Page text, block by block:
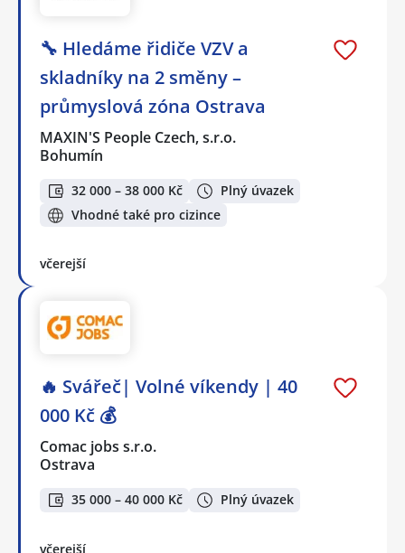
🔧 Hledáme řidiče VZV a
skladníky na 2 směny –
průmyslová zóna Ostrava
MAXIN'S People Czech, s.r.o.
Bohumín
32 000 – 38 000 Kč
Plný úvazek
Vhodné také pro cizince
včerejší
🔥 Svářeč| Volné víkendy | 40
000 Kč 💰
Comac jobs s.r.o.
Ostrava
35 000 – 40 000 Kč Plný úvazek
včerejší